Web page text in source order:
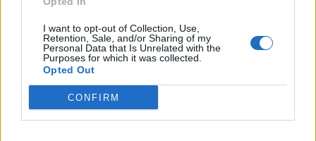
I want to opt-out of Collection, Use,
Retention, Sale, and/or Sharing of my
Personal Data that Is Unrelated with the
Purposes for which it was collected.
Opted Out
CONFIRM